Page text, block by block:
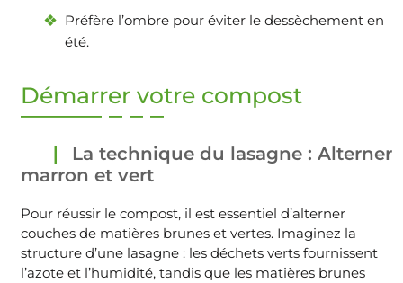
Préfère l’ombre pour éviter le dessèchement en
été.
Démarrer votre compost
La technique du lasagne : Alterner
marron et vert
Pour réussir le compost, il est essentiel d’alterner
couches de matières brunes et vertes. Imaginez la
structure d’une lasagne : les déchets verts fournissent
l’azote et l’humidité, tandis que les matières brunes